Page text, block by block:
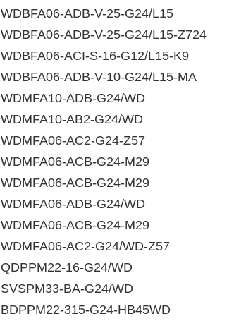
WDBFA06-ADB-V-25-G24/L15
WDBFA06-ADB-V-25-G24/L15-Z724
WDBFA06-ACI-S-16-G12/L15-K9
WDBFA06-ADB-V-10-G24/L15-MA
WDMFA10-ADB-G24/WD
WDMFA10-AB2-G24/WD
WDMFA06-AC2-G24-Z57
WDMFA06-ACB-G24-M29
WDMFA06-ACB-G24-M29
WDMFA06-ADB-G24/WD
WDMFA06-ACB-G24-M29
WDMFA06-AC2-G24/WD-Z57
QDPPM22-16-G24/WD
SVSPM33-BA-G24/WD
BDPPM22-315-G24-HB45WD